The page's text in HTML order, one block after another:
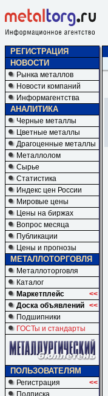
РЕГИСТРАЦИЯ
НОВОСТИ
Рынка металлов
Новости компаний
Информагентства
АНАЛИТИКА
Черные металлы
Цветные металлы
Драгоценные металлы
Металлолом
Сырье
Статистика
Индекс цен России
Мировые цены
Цены на биржах
Вопрос месяца
Публикации
Цены и прогнозы
МЕТАЛЛОТОРГОВЛЯ
Металлоторговля
Каталог
Маркетплейс
<<
Доска объявлений <<
Подшипники
ГОСТы и стандарты
ПОЛЬЗОВАТЕЛЯМ
Регистрация
<<
Подписка